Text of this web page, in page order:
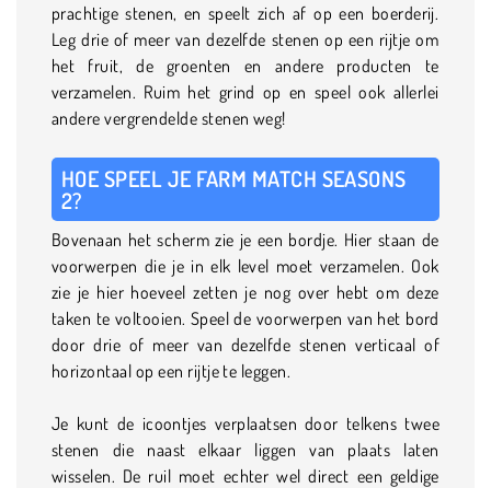
prachtige stenen, en speelt zich af op een boerderij.
Leg drie of meer van dezelfde stenen op een rijtje om
het fruit, de groenten en andere producten te
verzamelen. Ruim het grind op en speel ook allerlei
andere vergrendelde stenen weg!
HOE SPEEL JE FARM MATCH SEASONS
2?
Bovenaan het scherm zie je een bordje. Hier staan de
voorwerpen die je in elk level moet verzamelen. Ook
zie je hier hoeveel zetten je nog over hebt om deze
taken te voltooien. Speel de voorwerpen van het bord
door drie of meer van dezelfde stenen verticaal of
horizontaal op een rijtje te leggen.
Je kunt de icoontjes verplaatsen door telkens twee
stenen die naast elkaar liggen van plaats laten
wisselen. De ruil moet echter wel direct een geldige